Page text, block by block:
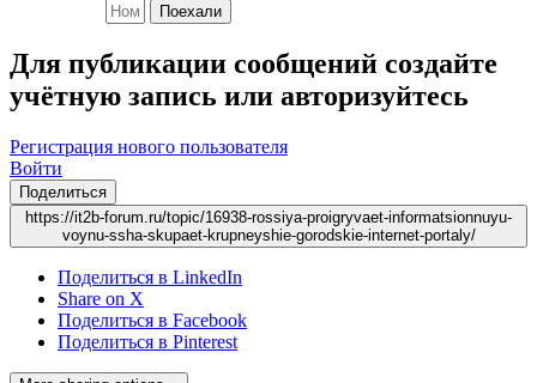
Поехали
Для публикации сообщений создайте
учётную запись или авторизуйтесь
Регистрация нового пользователя
Войти
Поделиться
https://it2b-forum.ru/topic/16938-rossiya-proigryvaet-informatsionnuyu-
voynu-ssha-skupaet-krupneyshie-gorodskie-internet-portaly/
Поделиться в LinkedIn
Share on X
Поделиться в Facebook
Поделиться в Pinterest